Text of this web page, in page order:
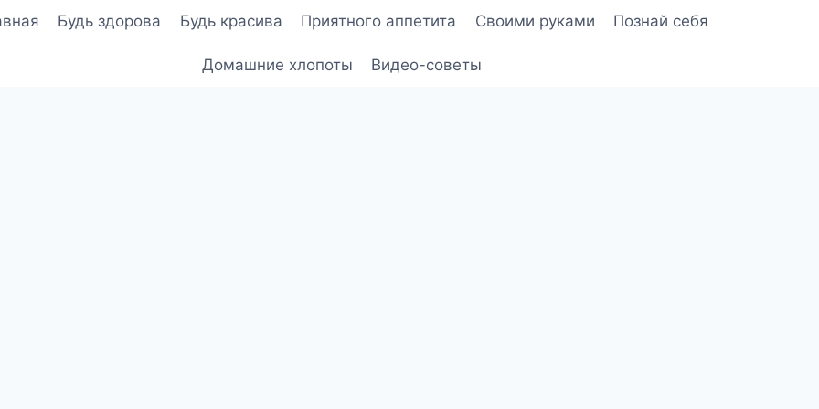
Будь здорова Будь красива Приятного аппетита Своими руками Познай себя
Домашние хлопоты Видео-советы